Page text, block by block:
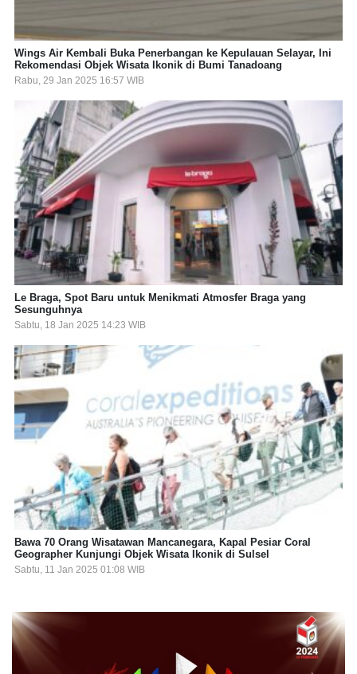
Wings Air Kembali Buka Penerbangan ke Kepulauan Selayar, Ini
Rekomendasi Objek Wisata Ikonik di Bumi Tanadoang
Rabu, 29 Jan 2025 16:57 WIB
Le Braga, Spot Baru untuk Menikmati Atmosfer Braga yang
Sesunguhnya
Sabtu, 18 Jan 2025 14:23 WIB
Bawa 70 Orang Wisatawan Mancanegara, Kapal Pesiar Coral
Geographer Kunjungi Objek Wisata Ikonik di Sulsel
Sabtu, 11 Jan 2025 01:08 WIB